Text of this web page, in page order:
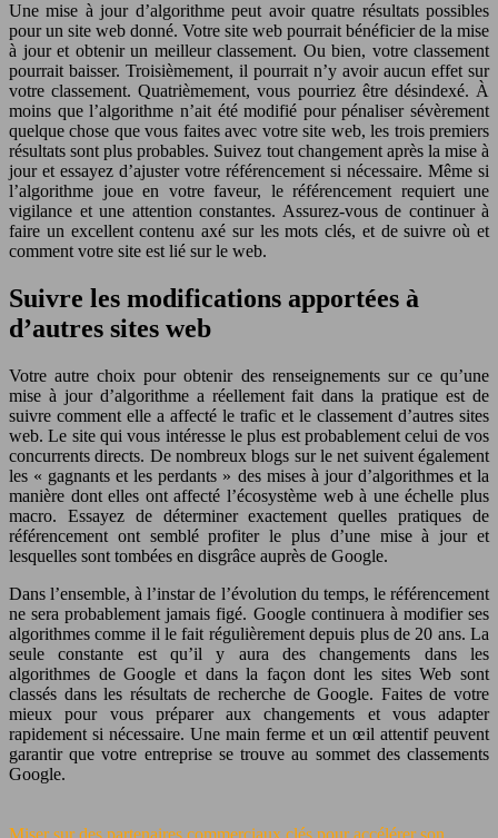
Une mise à jour d’algorithme peut avoir quatre résultats possibles
pour un site web donné. Votre site web pourrait bénéficier de la mise
à jour et obtenir un meilleur classement. Ou bien, votre classement
pourrait baisser. Troisièmement, il pourrait n’y avoir aucun effet sur
votre classement. Quatrièmement, vous pourriez être désindexé. À
moins que l’algorithme n’ait été modifié pour pénaliser sévèrement
quelque chose que vous faites avec votre site web, les trois premiers
résultats sont plus probables. Suivez tout changement après la mise à
jour et essayez d’ajuster votre référencement si nécessaire. Même si
l’algorithme joue en votre faveur, le référencement requiert une
vigilance et une attention constantes. Assurez-vous de continuer à
faire un excellent contenu axé sur les mots clés, et de suivre où et
comment votre site est lié sur le web.
Suivre les modifications apportées à
d’autres sites web
Votre autre choix pour obtenir des renseignements sur ce qu’une
mise à jour d’algorithme a réellement fait dans la pratique est de
suivre comment elle a affecté le trafic et le classement d’autres sites
web. Le site qui vous intéresse le plus est probablement celui de vos
concurrents directs. De nombreux blogs sur le net suivent également
les « gagnants et les perdants » des mises à jour d’algorithmes et la
manière dont elles ont affecté l’écosystème web à une échelle plus
macro. Essayez de déterminer exactement quelles pratiques de
référencement ont semblé profiter le plus d’une mise à jour et
lesquelles sont tombées en disgrâce auprès de Google.
Dans l’ensemble, à l’instar de l’évolution du temps, le référencement
ne sera probablement jamais figé. Google continuera à modifier ses
algorithmes comme il le fait régulièrement depuis plus de 20 ans. La
seule constante est qu’il y aura des changements dans les
algorithmes de Google et dans la façon dont les sites Web sont
classés dans les résultats de recherche de Google. Faites de votre
mieux pour vous préparer aux changements et vous adapter
rapidement si nécessaire. Une main ferme et un œil attentif peuvent
garantir que votre entreprise se trouve au sommet des classements
Google.